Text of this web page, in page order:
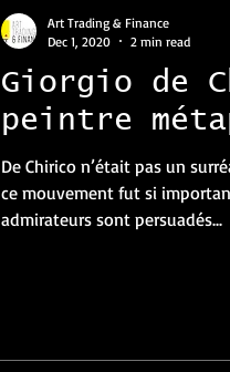
Giorgio de
peintre
De Chirico n’était pas un
ce mouvement fut si
admirateurs sont persuadés...
Art Trading & Finance
Dec 1, 2020
2 min read